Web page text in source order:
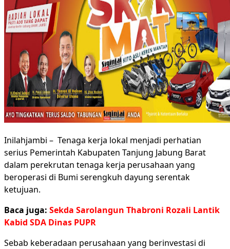
Inilahjambi – Tenaga kerja lokal menjadi perhatian
serius Pemerintah Kabupaten Tanjung Jabung Barat
dalam perekrutan tenaga kerja perusahaan yang
beroperasi di Bumi serengkuh dayung serentak
ketujuan.
Baca juga: Sekda Sarolangun Thabroni Rozali Lantik
Kabid SDA Dinas PUPR
Sebab keberadaan perusahaan yang berinvestasi di